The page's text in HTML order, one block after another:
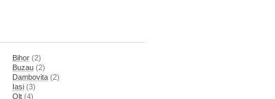
Bihor (2)
Buzau (2)
Dambovita (2)
Iasi (3)
Olt (4)